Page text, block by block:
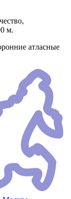
м.
атласные